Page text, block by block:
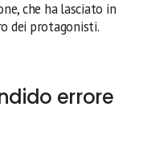
che ha lasciato in
dei protagonisti.
errore